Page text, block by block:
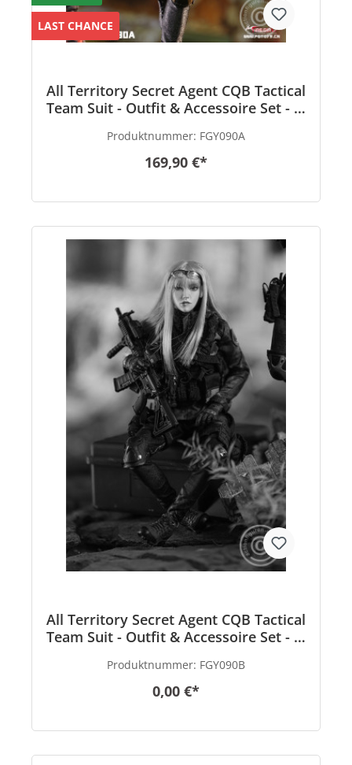
LAST CHANCE
All Territory Secret Agent CQB Tactical
Team Suit - Outfit & Accessoire Set - in
Produktnummer: FGY090A
169,90 €*
All Territory Secret Agent CQB Tactical
Team Suit - Outfit & Accessoire Set - in
Produktnummer: FGY090B
0,00 €*